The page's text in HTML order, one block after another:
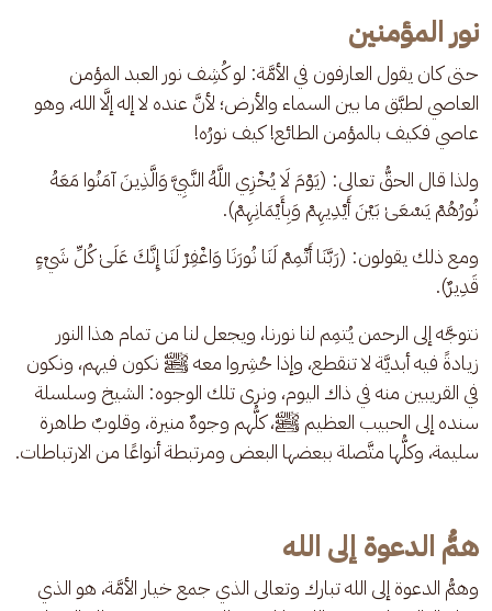
نور المؤمنين
حتى كان يقول العارفون في الأمَّة: لو كُشِف نور العبد المؤمن
العاصي لطبَّق ما بين السماء والأرض؛ لأنَّ عنده لا إله إلَّا الله، وهو
عاصي فكيف بالمؤمن الطائع! كيف نورُه!
ولذا قال الحقُّ تعالى: (يَوْمَ لَا يُخْزِي اللَّهُ النَّبِيَّ وَالَّذِينَ آمَنُوا مَعَهُ
نُورُهُمْ يَسْعَىٰ بَيْنَ أَيْدِيهِمْ وَبِأَيْمَانِهِمْ).
ومع ذلك يقولون: (رَبَّنَا أَتْمِمْ لَنَا نُورَنَا وَاغْفِرْ لَنَا إِنَّكَ عَلَىٰ كُلِّ شَيْءٍ
قَدِيرٌ).
نتوجَّه إلى الرحمن يُتمِم لنا نورنا، ويجعل لنا من تمام هذا النور
زيادةً فيه أبديَّة لا تنقطع، وإذا حُشِروا معه ﷺ نكون فيهم، ونكون
في القريبين منه في ذاك اليوم، ونرى تلك الوجوه: الشيخ وسلسلة
سنده إلى الحبيب العظيم ﷺ، كلُّهم وجوهٌ منيرة، وقلوبٌ طاهرة
سليمة، وكلُّها متَّصلة ببعضها البعض ومرتبطة أنواعًا من الارتباطات.
همُّ الدعوة إلى الله
وهمُّ الدعوة إلى الله تبارك وتعالى الذي جمع خيار الأمَّة، هو الذي